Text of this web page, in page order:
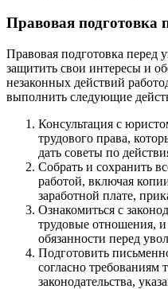
Правовая подготовка
Правовая подготовка перед
защитить свои интересы и
незаконных действий
выполнить следующие
Консультация с
трудового права,
дать советы по
Собрать и сохранить
работой, включая
заработной плате,
Ознакомиться с
трудовые отношения,
обязанности перед
Подготовить
согласно требованиям
законодательства,